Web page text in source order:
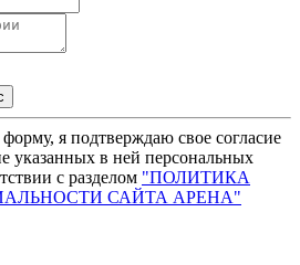
я подтверждаю свое согласие
указанных в ней персональных
с разделом "ПОЛИТИКА
САЙТА АРЕНА"